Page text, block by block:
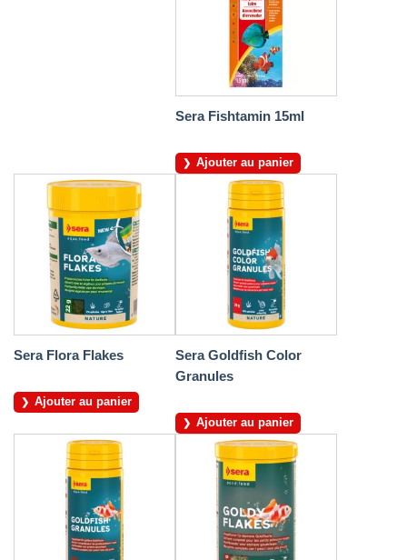
Sera Fishtamin 15ml
Ajouter au panier
Sera Flora Flakes
Ajouter au panier
Sera Goldfish Color
Granules
Ajouter au panier